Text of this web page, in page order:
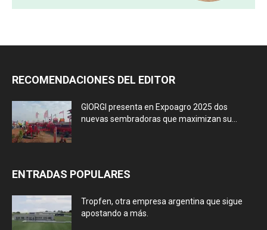
RECOMENDACIONES DEL EDITOR
GIORGI presenta en Expoagro 2025 dos
nuevas sembradoras que maximizan su...
ENTRADAS POPULARES
Tropfen, otra empresa argentina que sigue
apostando a más.